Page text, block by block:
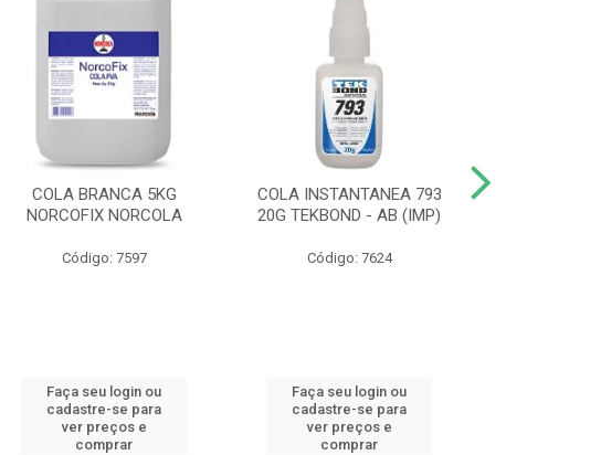
COLA BRANCA 5KG
NORCOFIX NORCOLA
Código: 7597
Faça seu login ou
cadastre-se para
ver preços e
comprar
COLA INSTANTANEA 793
20G TEKBOND - AB (IMP)
Código: 7624
Faça seu login ou
cadastre-se para
ver preços e
comprar